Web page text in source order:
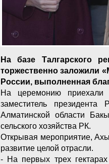
На базе Талгарского
торжественно заложили
России, выполненная
На церемонию
заместитель
Алматинской области
сельского хозяйства РК.
Открывая мероприятие,
развитие целой отрасли.
- На первых трех